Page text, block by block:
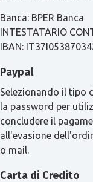
Banca: BPER Banca
INTESTATARIO
IBAN:
Paypal
Selezionando il tipo
la password per
concludere il
all'evasione
o mail.
Carta di Credito